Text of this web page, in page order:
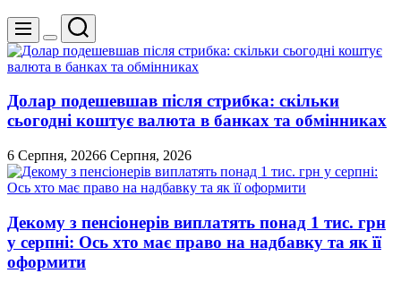
Меню
Перемикач
кольорового
режиму
Пошук
Долар подешевшав після стрибка: скільки
сьогодні коштує валюта в банках та обмінниках
6 Серпня, 20266 Серпня, 2026
Декому з пенсіонерів виплатять понад 1 тис. грн
у серпні: Ось хто має право на надбавку та як її
оформити